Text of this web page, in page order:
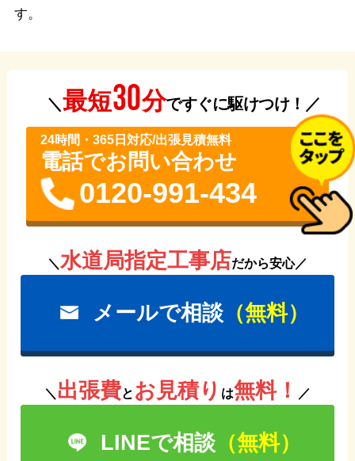
す。
＼最短30分ですぐに駆けつけ！／
24時間・365⽇対応/出張見積無料
電話でお問い合わせ
0120-991-434
＼ 水道局指定工事店だから安心／
メールで相談（無料）
＼ 出張費と お見積り は無料！ ／
LINEで相談（無料）